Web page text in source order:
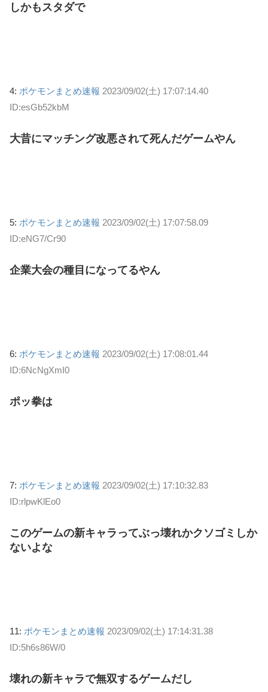
しかもスタダで
4: ポケモンまとめ速報 2023/09/02(土) 17:07:14.40
ID:esGb52kbM
大昔にマッチング改悪されて死んだゲームやん
5: ポケモンまとめ速報 2023/09/02(土) 17:07:58.09
ID:eNG7/Cr90
企業大会の種目になってるやん
6: ポケモンまとめ速報 2023/09/02(土) 17:08:01.44
ID:6NcNgXmI0
ポッ拳は
7: ポケモンまとめ速報 2023/09/02(土) 17:10:32.83
ID:rlpwKlEo0
このゲームの新キャラってぶっ壊れかクソゴミしか
ないよな
11: ポケモンまとめ速報 2023/09/02(土) 17:14:31.38
ID:5h6s86W/0
壊れの新キャラで無双するゲームだし